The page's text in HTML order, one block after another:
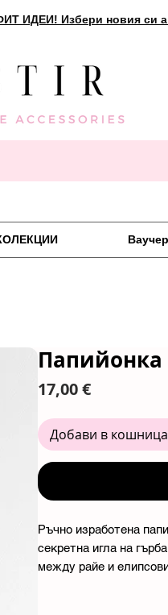
ИДЕИ! Избери новия си
Папийонка
17,00 €Цена
Добави в
Ръчно изработена
секретна игла на
между райе и